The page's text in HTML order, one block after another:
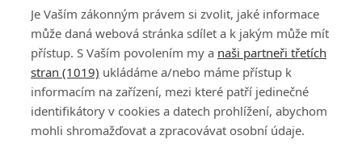
PŘIHLÁSIT
REGISTROVAT
DISKUZE
Je Vaším zákonným právem si zvolit, jaké informace
může daná webová stránka sdílet a k jakým může mít
přístup. S Vaším povolením my a naši partneři třetích
stran (1019) ukládáme a/nebo máme přístup k
informacím na zařízení, mezi které patří jedinečné
identifikátory v cookies a datech prohlížení, abychom
mohli shromažďovat a zpracovávat osobní údaje.